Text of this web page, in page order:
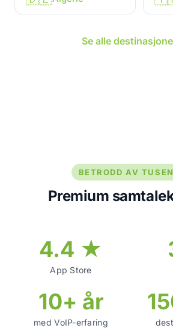
Se alle
BETRODD AV
Premium
4.4 ★
App Store
10+ år
med VoIP-erfaring